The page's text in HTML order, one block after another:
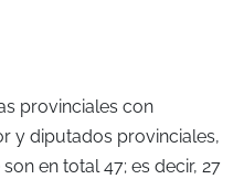
provinciales con
y diputados provinciales,
en total 47; es decir, 27